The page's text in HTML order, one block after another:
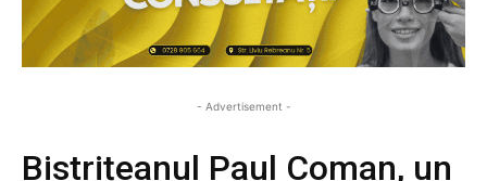
- Advertisement -
Bistrițeanul Paul Coman, un